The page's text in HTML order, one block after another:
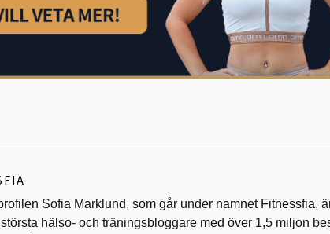
Sofia Marklund, som går under namnet Fitnessfia,
hälso- och träningsbloggare med över 1,5 miljon